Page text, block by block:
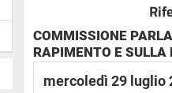
COMMISSIONE
RAPIMENTO E SULLA
mercoledì 29 luglio